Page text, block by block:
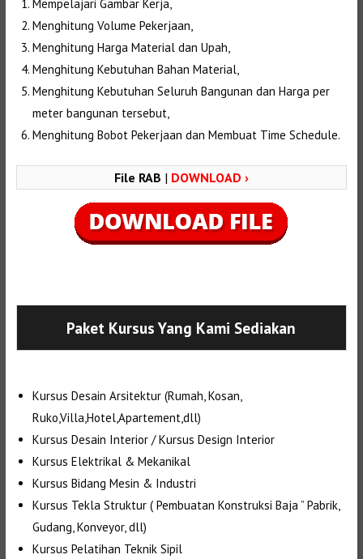
Mempelajari Gambar Kerja,
Menghitung Volume Pekerjaan,
Menghitung Harga Material dan Upah,
Menghitung Kebutuhan Bahan Material,
Menghitung Kebutuhan Seluruh Bangunan dan Harga per
meter bangunan tersebut,
Menghitung Bobot Pekerjaan dan Membuat Time Schedule.
File RAB | DOWNLOAD ›
Paket Kursus Yang Kami Sediakan
Kursus Desain Arsitektur (Rumah, Kosan,
Ruko,Villa,Hotel,Apartement,dll)
Kursus Desain Interior / Kursus Design Interior
Kursus Elektrikal & Mekanikal
Kursus Bidang Mesin & Industri
Kursus Tekla Struktur ( Pembuatan Konstruksi Baja ” Pabrik,
Gudang, Konveyor, dll)
Kursus Pelatihan Teknik Sipil